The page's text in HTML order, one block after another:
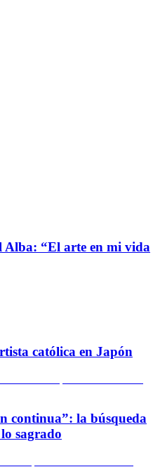
Alba: “El arte en mi vida
católica en Japón
continua”: la búsqueda
sagrado